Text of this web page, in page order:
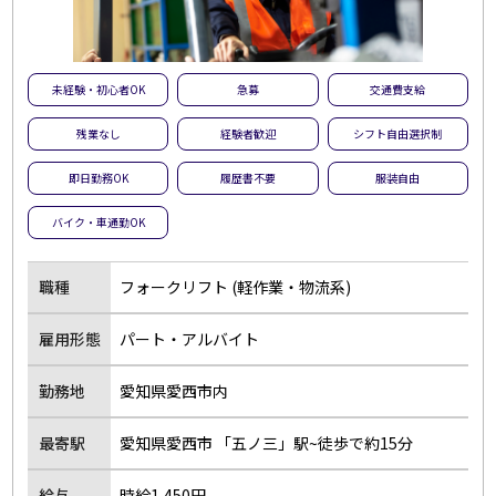
未経験・初心者OK 急募 交通費支給
残業なし 経験者歓迎 シフト自由選択制
即日勤務OK 履歴書不要 服装自由
バイク・車通勤OK
職種 フォークリフト (軽作業・物流系)
雇用形態 パート・アルバイト
勤務地 愛知県愛西市内
最寄駅 愛知県愛西市 「五ノ三」駅~徒歩で約15分